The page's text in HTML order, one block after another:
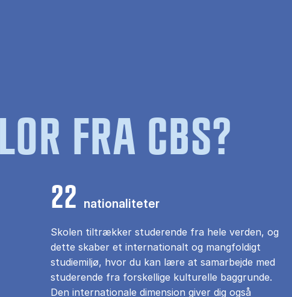
FRA CBS?
22 nationaliteter
Skolen tiltrækker studerende fra hele verden, og
dette skaber et internationalt og mangfoldigt
studiemiljø, hvor du kan lære at samarbejde med
studerende fra forskellige kulturelle baggrunde.
Den internationale dimension giver dig også